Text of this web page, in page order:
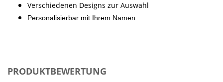
Verschiedenen Designs zur Auswahl
Personalisierbar mit Ihrem Namen
PRODUKTBEWERTUNG